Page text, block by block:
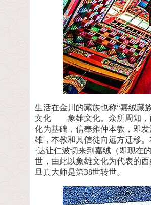
生活在金川的藏族也称“嘉绒藏
文化——象雄文化。众所周知
化为基础，信奉雍仲本教，即发
雄，本教和其信徒向远方迁移。
·达让仁波切来到嘉绒（即现在
世，由此以象雄文化为代表的
旦真大师是第38世转世。